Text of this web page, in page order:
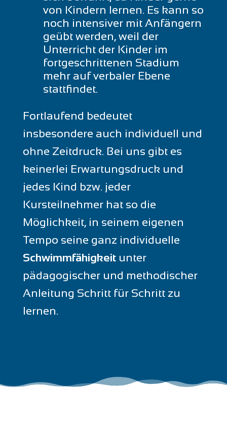
von Kindern lernen. Es kann so
noch intensiver mit Anfängern
geübt werden, weil der
Unterricht der Kinder im
fortgeschrittenen Stadium
mehr auf verbaler Ebene
stattfindet.
Fortlaufend bedeutet
insbesondere auch individuell und
ohne Zeitdruck. Bei uns gibt es
keinerlei Erwartungsdruck und
jedes Kind bzw. jeder
Kursteilnehmer hat so die
Möglichkeit, in seinem eigenen
Tempo seine ganz individuelle
Schwimmfähigkeit unter
pädagogischer und methodischer
Anleitung Schritt für Schritt zu
lernen.